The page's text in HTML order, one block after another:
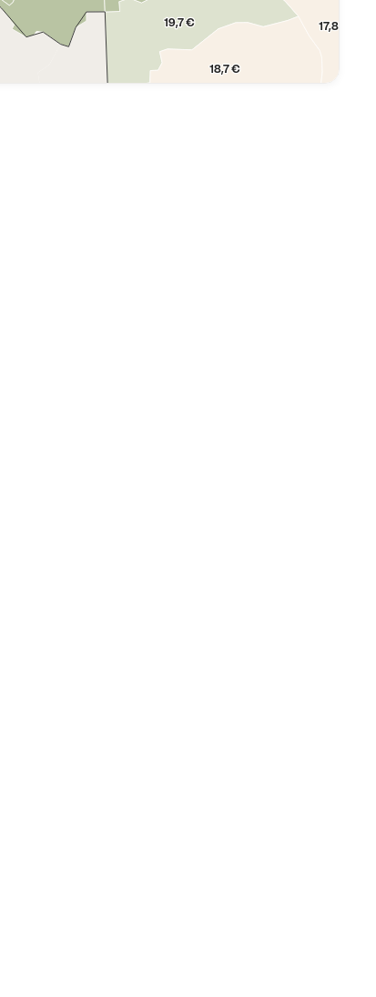
19,7 €
18,7 €
17,8 €